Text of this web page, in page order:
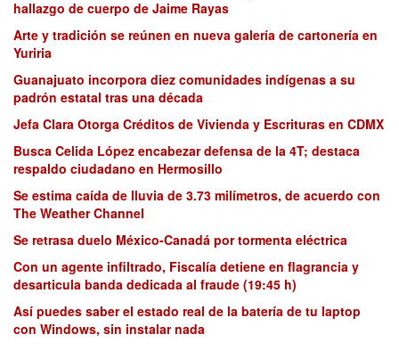
hallazgo de cuerpo de Jaime Rayas
Arte y tradición se reúnen en nueva galería de cartonería en
Yuriria
Guanajuato incorpora diez comunidades indígenas a su
padrón estatal tras una década
Jefa Clara Otorga Créditos de Vivienda y Escrituras en CDMX
Busca Celida López encabezar defensa de la 4T; destaca
respaldo ciudadano en Hermosillo
Se estima caída de lluvia de 3.73 milímetros, de acuerdo con
The Weather Channel
Se retrasa duelo México-Canadá por tormenta eléctrica
Con un agente infiltrado, Fiscalía detiene en flagrancia y
desarticula banda dedicada al fraude (19:45 h)
Así puedes saber el estado real de la batería de tu laptop
con Windows, sin instalar nada